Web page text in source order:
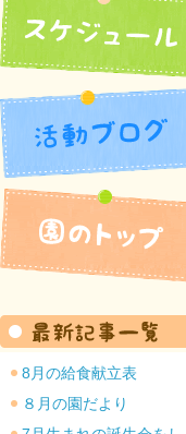
園の紹介
スケジュール
活動ブログ
8月の給食献立表
８月の園だより